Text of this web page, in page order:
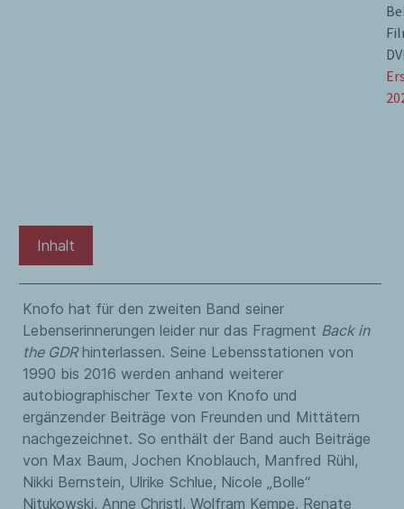
Inhalt
Knofo hat für den zweiten Band seiner
Lebenserinnerungen leider nur das Fragment Back in
the GDRhinterlassen. Seine Lebensstationen von
1990 bis 2016 werden anhand weiterer
autobiographischer Texte von Knofo und
ergänzender Beiträge von Freunden und Mittätern
nachgezeichnet. So enthält der Band auch Beiträge
von Max Baum, Jochen Knoblauch, Manfred Rühl,
Nikki Bernstein, Ulrike Schlue, Nicole „Bolle“
Nitukowski, Anne Christl, Wolfram Kempe, Renate